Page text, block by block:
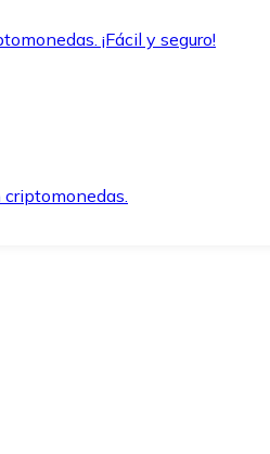
¡Fácil y seguro!